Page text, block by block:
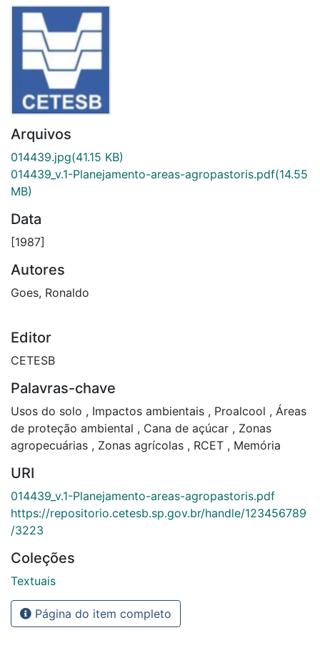
Fale Conosco
Arquivos
014439.jpg(41.15 KB)
014439_v.1-Planejamento-areas-agropastoris.pdf(14.55
MB)
Data
[1987]
Autores
Goes, Ronaldo
Editor
CETESB
Palavras-chave
Usos do solo , Impactos ambientais , Proalcool , Áreas
de proteção ambiental , Cana de açúcar , Zonas
agropecuárias , Zonas agrícolas , RCET , Memória
URI
014439_v.1-Planejamento-areas-agropastoris.pdf
https://repositorio.cetesb.sp.gov.br/handle/123456789
/3223
Coleções
Textuais
Página do item completo